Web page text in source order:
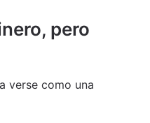
pero
verse como una